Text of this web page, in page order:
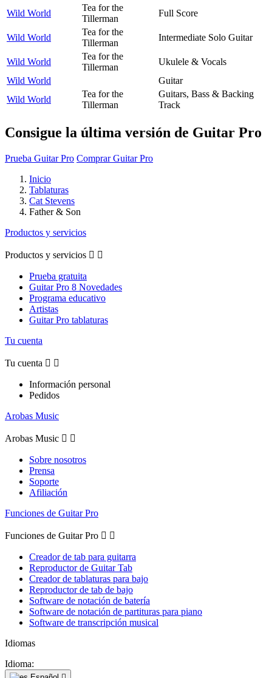
Wild World
Tea for the
Tillerman
Full Score
Wild World
Tea for the
Tillerman
Intermediate Solo Guitar
Wild World
Tea for the
Tillerman
Ukulele & Vocals
Wild World
Guitar
Wild World
Tea for the
Tillerman
Guitars, Bass & Backing
Track
Consigue la última versión de Guitar Pro
Prueba Guitar Pro Comprar Guitar Pro
Inicio
Tablaturas
Cat Stevens
Father & Son
Productos y servicios
Productos y servicios  
Prueba gratuita
Guitar Pro 8 Novedades
Programa educativo
Artistas
Guitar Pro tablaturas
Tu cuenta
Tu cuenta  
Información personal
Pedidos
Arobas Music
Arobas Music  
Sobre nosotros
Prensa
Soporte
Afiliación
Funciones de Guitar Pro
Funciones de Guitar Pro  
Creador de tab para guitarra
Reproductor de Guitar Tab
Creador de tablaturas para bajo
Reproductor de tab de bajo
Software de notación de batería
Software de notación de partituras para piano
Software de transcripción musical
Idiomas
Idioma: